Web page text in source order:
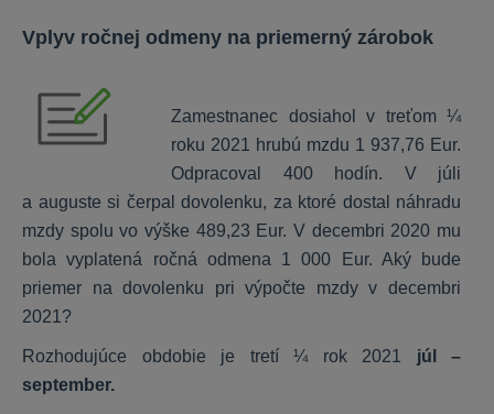
HYPO
Inštalácia
Všeobecné
MEMO
Všeobecné
Vplyv ročnej odmeny na priemerný zárobok
Zamestnanec dosiahol v treťom ¼
roku 2021 hrubú mzdu 1 937,76 Eur.
Odpracoval 400 hodín. V júli
a auguste si čerpal dovolenku, za ktoré dostal náhradu
mzdy spolu vo výške 489,23 Eur. V decembri 2020 mu
bola vyplatená ročná odmena 1 000 Eur. Aký bude
priemer na dovolenku pri výpočte mzdy v decembri
2021?
Rozhodujúce obdobie je tretí ¼ rok 2021 júl –
september.